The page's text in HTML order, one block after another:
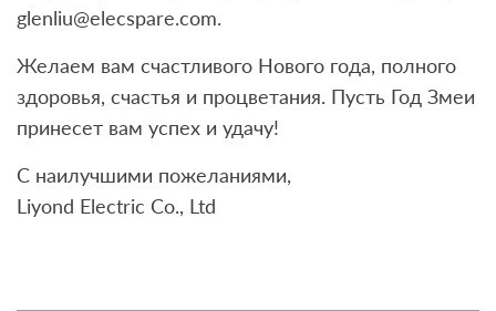
glenliu@elecspare.com.
Желаем вам счастливого Нового года, полного
здоровья, счастья и процветания. Пусть Год Змеи
принесет вам успех и удачу!
С наилучшими пожеланиями,
Liyond Electric Co., Ltd